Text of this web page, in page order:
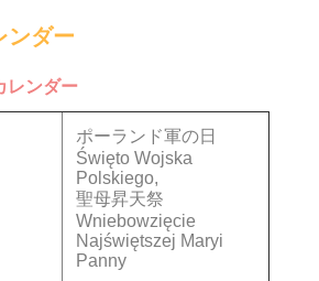
ンダー
レンダー
ポーランド軍の日
Święto Wojska
Polskiego,
聖母昇天祭
Wniebowzięcie
Najświętszej Maryi
Panny